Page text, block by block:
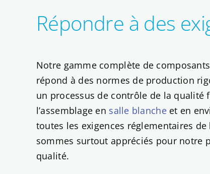
Répondre à des
Notre gamme complète de
répond à des normes de production
un processus de contrôle de la qualité
l’assemblage en salle blancheet en
toutes les exigences réglementaires
sommes surtout appréciés pour notre
qualité.